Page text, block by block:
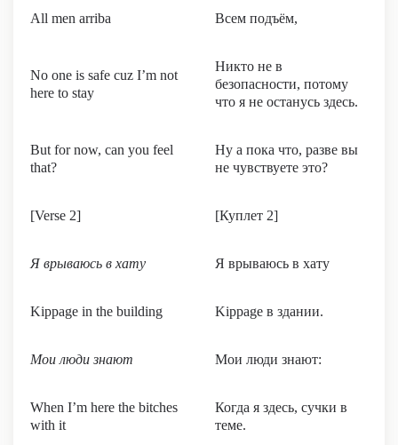
All men arriba Всем подъём,
No one is safe cuz I’m not
here to stay
Никто не в
безопасности, потому
что я не останусь здесь.
But for now, can you feel
that?
Ну а пока что, разве вы
не чувствуете это?
[Verse 2] [Куплет 2]
Я врываюсь в хату Я врываюсь в хату
Kippage in the building Kippage в здании.
Мои люди знают Мои люди знают:
When I’m here the bitches
with it
Когда я здесь, сучки в
теме.